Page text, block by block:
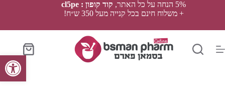
פתח סרגל נגישות
5% הנחה על כל האתר,
קוד קופון : cl5pe
+ משלוח חינם בכל קנייה מעל 350 ש״ח!
סל
הקניות